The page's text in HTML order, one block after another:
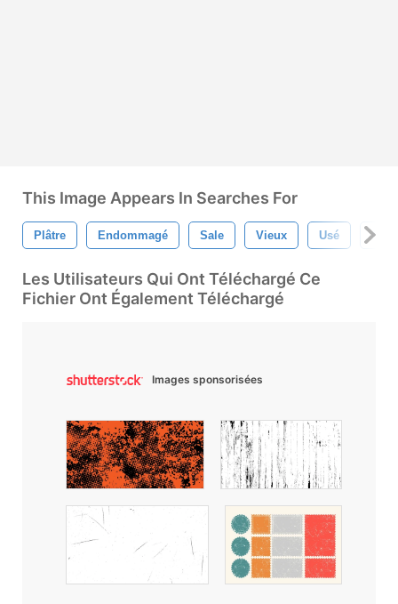
This Image Appears In Searches For
Plâtre Endommagé Sale Vieux Usé Mur
Les Utilisateurs Qui Ont Téléchargé Ce
Fichier Ont Également Téléchargé
Images sponsorisées